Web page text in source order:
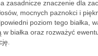
zasadnicze znaczenie dla
mocnych paznokci i
poziom tego białka,
w białka oraz rozważyć